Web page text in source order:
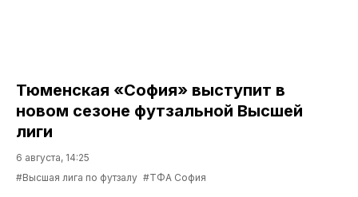
Тюменская «София» выступит в
новом сезоне футзальной Высшей
лиги
6 августа, 14:25
#Высшая лига по футзалу #ТФА София